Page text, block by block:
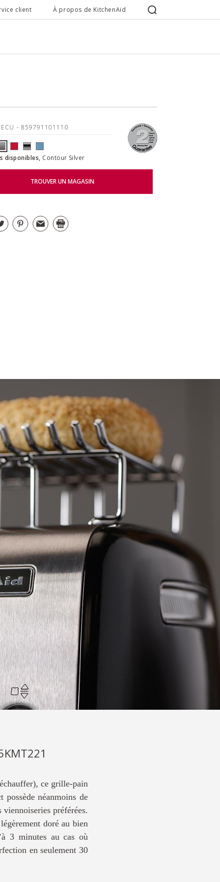
client À propos de KitchenAid
- 859791101110
disponibles, Contour Silver
TROUVER UN MAGASIN
ce grille-pain
néanmoins de
viennoiseries préférées.
doré au bien
3 minutes au cas où
en seulement 30